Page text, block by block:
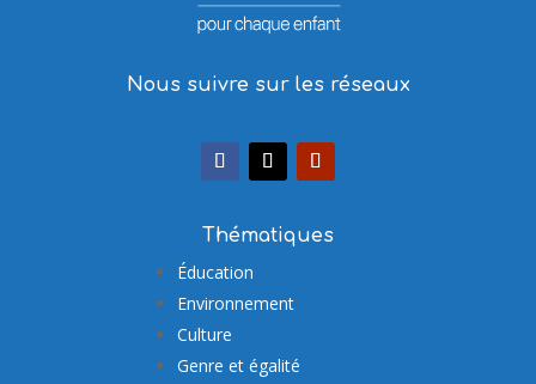
Nous suivre sur les réseaux
Thématiques
Éducation
Environnement
Culture
Genre et égalité